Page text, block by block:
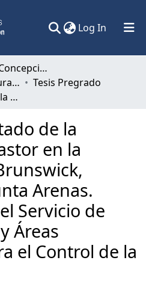
Log In (current)
Universidad de Concepción
Facultad de Arquitectura, Urbanismo y Geografía
Tesis Pregrado
Análisis del estado de la invasión del Castor en la península de Brunswick, comuna de Punta Arenas. Importancia del Servicio de Biodiversidad y Áreas Protegidas para el Control de la Especie.
de la
en la
Arenas.
Servicio de
Áreas
el Control de la